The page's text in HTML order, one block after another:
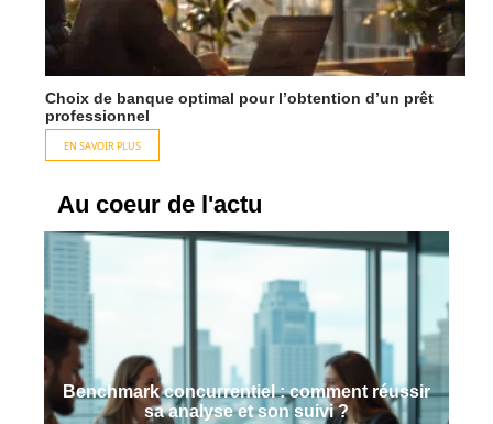
Choix de banque optimal pour l’obtention d’un prêt
professionnel
EN SAVOIR PLUS
Au coeur de l'actu
Benchmark concurrentiel : comment réussir
sa analyse et son suivi ?